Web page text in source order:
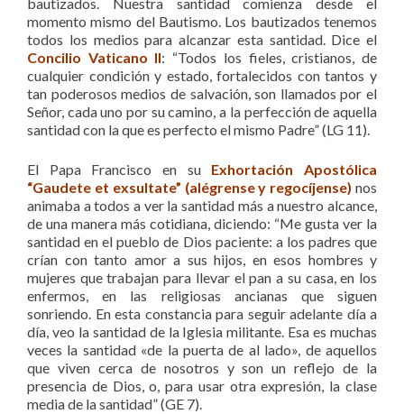
momento mismo del Bautismo. Los bautizados tenemos
todos los medios para alcanzar esta santidad. Dice el
Concilio Vaticano II: “Todos los fieles, cristianos, de
cualquier condición y estado, fortalecidos con tantos y
tan poderosos medios de salvación, son llamados por el
Señor, cada uno por su camino, a la perfección de aquella
santidad con la que es perfecto el mismo Padre” (LG 11).
El Papa Francisco en su Exhortación Apostólica
“Gaudete et exsultate” (alégrense y regocíjense) nos
animaba a todos a ver la santidad más a nuestro alcance,
de una manera más cotidiana, diciendo: “Me gusta ver la
santidad en el pueblo de Dios paciente: a los padres que
crían con tanto amor a sus hijos, en esos hombres y
mujeres que trabajan para llevar el pan a su casa, en los
enfermos, en las religiosas ancianas que siguen
sonriendo. En esta constancia para seguir adelante día a
día, veo la santidad de la Iglesia militante. Esa es muchas
veces la santidad «de la puerta de al lado», de aquellos
que viven cerca de nosotros y son un reflejo de la
presencia de Dios, o, para usar otra expresión, la clase
media de la santidad” (GE 7).